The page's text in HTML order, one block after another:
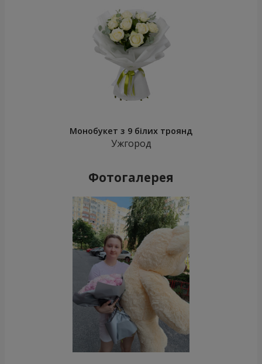
Монобукет з 9 білих троянд
Ужгород
Фотогалерея